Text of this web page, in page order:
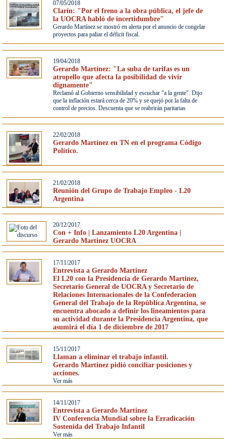
07/05/2018
Clarín: "Por el freno a la obra pública, el jefe de
la UOCRA habló de incertidumbre"
Gerardo Martínez se mostró en alerta por el anuncio de congelar
proyectos para paliar el déficit fiscal.
19/04/2018
Gerardo Martínez: "La suba de tarifas es un
atropello que afecta la posibilidad de vivir
dignamente"
Reclamó al Gobierno sensibilidad y escuchar "a la gente". Dijo
que la inflación estará cerca de 20% y se quejó por la falta de
control de precios. Descuenta que se reabrirán paritarias
22/02/2018
Gerardo Martínez en TN en el programa Código
Político.
21/02/2018
Reunión del Grupo de Trabajo Empleo - L20
Argentina
20/12/2017
Con + Info | Lanzamiento L20 Argentina |
Gerardo Martinez UOCRA
17/11/2017
Entrevista a Gerardo Martinez
El L20 con la Presidencia de Gerardo Martinez,
Secretario General de UOCRA y Secretario de
Relaciones Internacionales de la Confederacion
General del Trabajo de la República Argentina, se
encuentra abocado a definir los lineamientos para
su actividad durante la Presidencia Argentina, que
asumirá el día 1 de diciembre de 2017
15/11/2017
Llaman a eliminar el trabajo infantil.
Gerardo Martinez pidió conciliar posiciones y
acciones.
Ver más
14/11/2017
Entrevista a Gerardo Martinez
IV Conferencia Mundial sobre la Erradicación
Sostenida del Trabajo Infantil
Ver más